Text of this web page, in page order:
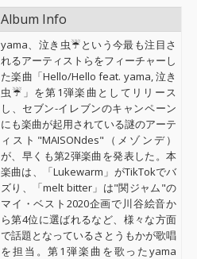
Album Info
yama、泣き虫☔という今最も注目さ
れるアーティストらをフィーチャーし
た楽曲「Hello/Hello feat. yama, 泣き
虫☔」を第1弾楽曲としてリリース
し、セブン-イレブンのキャンペーン
にも楽曲が起用されている謎のアーテ
ィスト"MAISONdes"（メゾンデ）
が、早くも第2弾楽曲を発表した。本
楽曲は、「Lukewarm」がTikTokでバ
ズり、「melt bitter」は"関ジャム"の
マイ・ベスト2020企画で川谷絵音か
ら第4位に選ばれるなど、様々な方面
で話題となっているさとうもかが歌唱
を担当。第1弾楽曲を歌ったyama